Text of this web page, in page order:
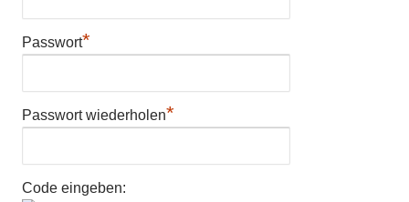
Passwort*
Passwort wiederholen*
Code eingeben: